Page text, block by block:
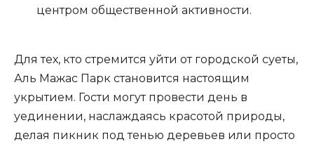
центром общественной активности.
Для тех, кто стремится уйти от городской суеты,
Аль Мажас Парк становится настоящим
укрытием. Гости могут провести день в
уединении, наслаждаясь красотой природы,
делая пикник под тенью деревьев или просто